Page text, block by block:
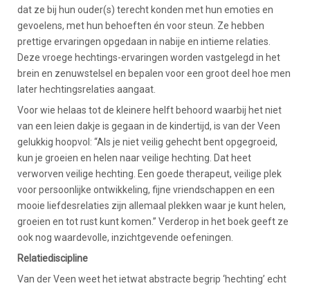
dat ze bij hun ouder(s) terecht konden met hun emoties en
gevoelens, met hun behoeften én voor steun. Ze hebben
prettige ervaringen opgedaan in nabije en intieme relaties.
Deze vroege hechtings-ervaringen worden vastgelegd in het
brein en zenuwstelsel en bepalen voor een groot deel hoe men
later hechtingsrelaties aangaat.
Voor wie helaas tot de kleinere helft behoord waarbij het niet
van een leien dakje is gegaan in de kindertijd, is van der Veen
gelukkig hoopvol: “Als je niet veilig gehecht bent opgegroeid,
kun je groeien en helen naar veilige hechting. Dat heet
verworven veilige hechting. Een goede therapeut, veilige plek
voor persoonlijke ontwikkeling, fijne vriendschappen en een
mooie liefdesrelaties zijn allemaal plekken waar je kunt helen,
groeien en tot rust kunt komen.” Verderop in het boek geeft ze
ook nog waardevolle, inzichtgevende oefeningen.
Relatiediscipline
Van der Veen weet het ietwat abstracte begrip ‘hechting’ echt